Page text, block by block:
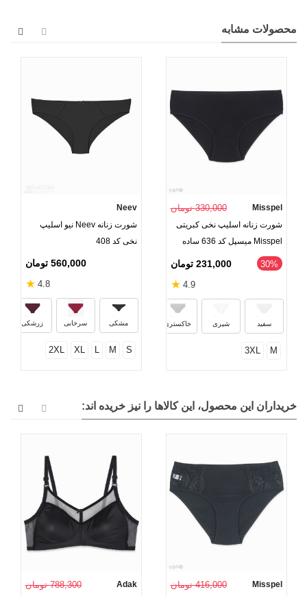
محصولات مشابه
Misspel 330,000 تومان
شورت زنانه اسلیپ نخی کبریتی
Misspel میسپل کد 636 ساده
‎30% 231,000 تومان
4.9
★
سفید شیری خاکستری
مشکی نارنجی
M
3XL
Neev
شورت زنانه Neev نیو اسلیپ
نخی کد 408
560,000 تومان
4.8
★
مشکی سرخابی زرشکی
S
M
L
XL
2XL
خریداران این محصول، این کالاها را نیز خریده اند:
Misspel 416,000 تومان Adak 788,300 تومان